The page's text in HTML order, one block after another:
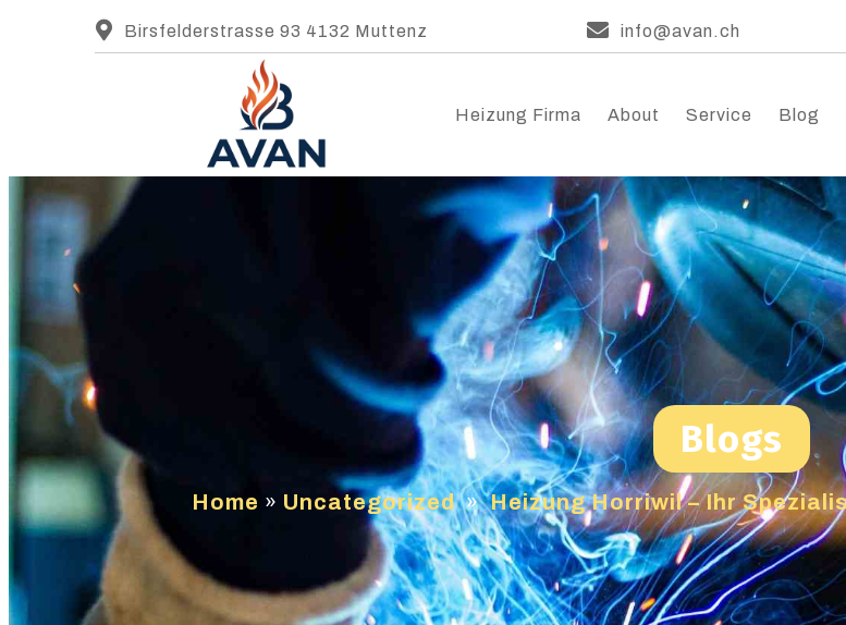
Birsfelderstrasse 93 4132 Muttenz info@avan.ch
Heizung Firma About Service Blog
Blogs
Home » Uncategorized » Heizung Horriwil – Ihr